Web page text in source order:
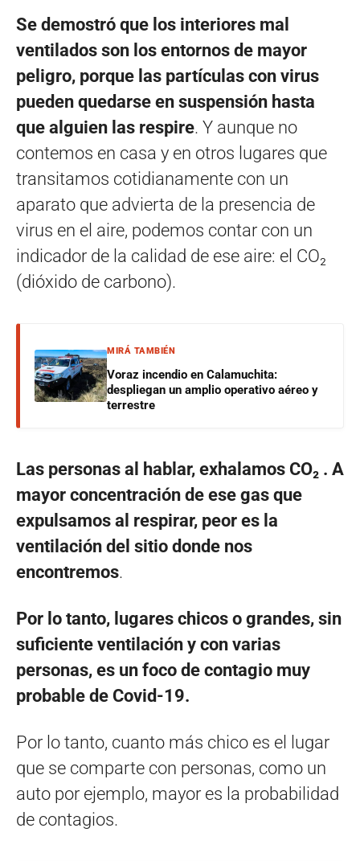
Se demostró que los interiores mal
ventilados son los entornos de mayor
peligro, porque las partículas con virus
pueden quedarse en suspensión hasta
que alguien las respire. Y aunque no
contemos en casa y en otros lugares que
transitamos cotidianamente con un
aparato que advierta de la presencia de
virus en el aire, podemos contar con un
indicador de la calidad de ese aire: el CO₂
(dióxido de carbono).
MIRÁ TAMBIÉN
Voraz incendio en Calamuchita:
despliegan un amplio operativo aéreo y
terrestre
Las personas al hablar, exhalamos CO₂ . A
mayor concentración de ese gas que
expulsamos al respirar, peor es la
ventilación del sitio donde nos
encontremos.
Por lo tanto, lugares chicos o grandes, sin
suficiente ventilación y con varias
personas, es un foco de contagio muy
probable de Covid-19.
Por lo tanto, cuanto más chico es el lugar
que se comparte con personas, como un
auto por ejemplo, mayor es la probabilidad
de contagios.